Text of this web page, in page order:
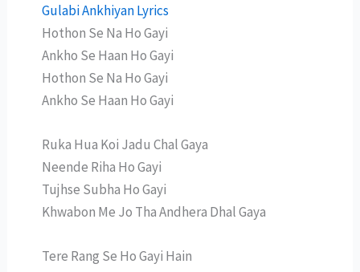
Gulabi Ankhiyan Lyrics
Hothon Se Na Ho Gayi
Ankho Se Haan Ho Gayi
Hothon Se Na Ho Gayi
Ankho Se Haan Ho Gayi
Ruka Hua Koi Jadu Chal Gaya
Neende Riha Ho Gayi
Tujhse Subha Ho Gayi
Khwabon Me Jo Tha Andhera Dhal Gaya
Tere Rang Se Ho Gayi Hain